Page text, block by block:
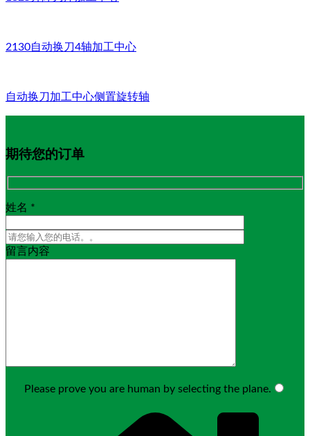
2130自动换刀4轴加工中心
自动换刀加工中心侧置旋转轴
期待您的订单
姓名 *
留言内容
Please prove you are human by selecting the plane.